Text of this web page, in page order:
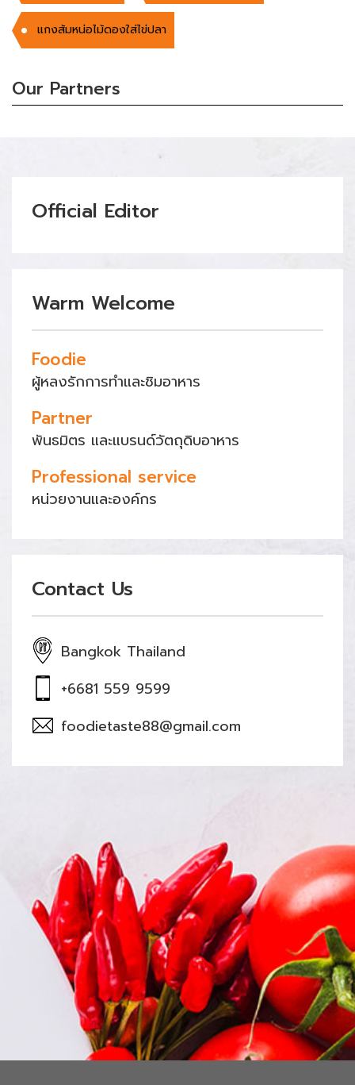
แกงส้มหน่อไม้ดองใส่ไข่ปลา
Our Partners
Official Editor
Warm Welcome
Foodie
ผู้หลงรักการทำและชิมอาหาร
Partner
พันธมิตร และแบรนด์วัตถุดิบอาหาร
Professional service
หน่วยงานและองค์กร
Contact Us
Bangkok Thailand
+6681 559 9599
foodietaste88@gmail.com